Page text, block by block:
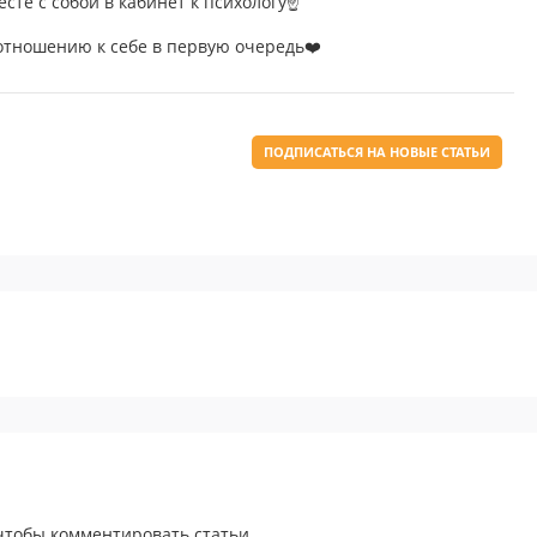
к себе в первую очередь❤️
ПОДПИСАТЬСЯ НА НОВЫЕ СТАТЬИ